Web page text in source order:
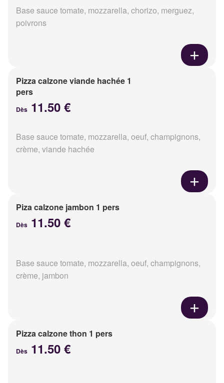
Base sauce tomate, mozzarella, chorizo, merguez,
poivrons
Pizza calzone viande hachée 1
pers
Dès 11.50 €
Base sauce tomate, mozzarella, oeuf, champignons,
crème, viande hachée
Piza calzone jambon 1 pers
Dès 11.50 €
Base sauce tomate, mozzarella, oeuf, champignons,
crème, jambon
Pizza calzone thon 1 pers
Dès 11.50 €